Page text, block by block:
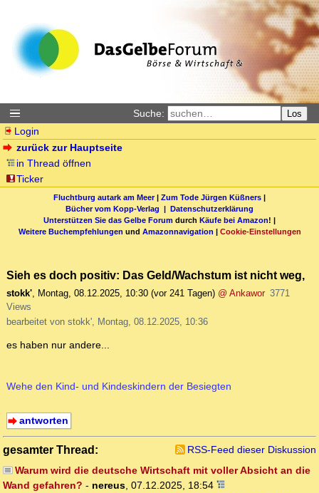
Suche: Los
Login
zurück zur Hauptseite
in Thread öffnen
Ticker
Fluchtburg autark am Meer| Zum Tode Jürgen Küßners |
Bücher vom Kopp-Verlag | Datenschutzerklärung
Unterstützen Sie das Gelbe Forum durch Käufe bei Amazon! |
Weitere Buchempfehlungen und Amazonnavigation | Cookie-Einstellungen
Sieh es doch positiv: Das Geld/Wachstum ist nicht weg,
stokk', Montag, 08.12.2025, 10:30 (vor 241 Tagen) @ Ankawor 3771
Views
bearbeitet von stokk', Montag, 08.12.2025, 10:36
es haben nur andere...
Wehe den Kind- und Kindeskindern der Besiegten
antworten
gesamter Thread:
RSS-Feed dieser Diskussion
Warum wird die deutsche Wirtschaft mit voller Absicht an die
Wand gefahren? - nereus, 07.12.2025, 18:54